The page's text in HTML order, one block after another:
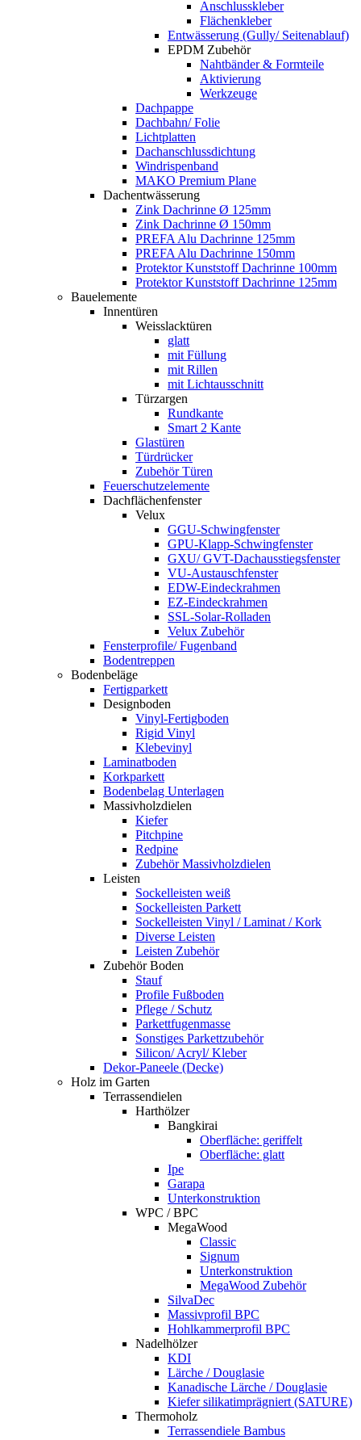
Anschlusskleber
Flächenkleber
Entwässerung (Gully/ Seitenablauf)
EPDM Zubehör
Nahtbänder & Formteile
Aktivierung
Werkzeuge
Dachpappe
Dachbahn/ Folie
Lichtplatten
Dachanschlussdichtung
Windrispenband
MAKO Premium Plane
Dachentwässerung
Zink Dachrinne Ø 125mm
Zink Dachrinne Ø 150mm
PREFA Alu Dachrinne 125mm
PREFA Alu Dachrinne 150mm
Protektor Kunststoff Dachrinne 100mm
Protektor Kunststoff Dachrinne 125mm
Bauelemente
Innentüren
Weisslacktüren
glatt
mit Füllung
mit Rillen
mit Lichtausschnitt
Türzargen
Rundkante
Smart 2 Kante
Glastüren
Türdrücker
Zubehör Türen
Feuerschutzelemente
Dachflächenfenster
Velux
GGU-Schwingfenster
GPU-Klapp-Schwingfenster
GXU/ GVT-Dachausstiegsfenster
VU-Austauschfenster
EDW-Eindeckrahmen
EZ-Eindeckrahmen
SSL-Solar-Rolladen
Velux Zubehör
Fensterprofile/ Fugenband
Bodentreppen
Bodenbeläge
Fertigparkett
Designboden
Vinyl-Fertigboden
Rigid Vinyl
Klebevinyl
Laminatboden
Korkparkett
Bodenbelag Unterlagen
Massivholzdielen
Kiefer
Pitchpine
Redpine
Zubehör Massivholzdielen
Leisten
Sockelleisten weiß
Sockelleisten Parkett
Sockelleisten Vinyl / Laminat / Kork
Diverse Leisten
Leisten Zubehör
Zubehör Boden
Stauf
Profile Fußboden
Pflege / Schutz
Parkettfugenmasse
Sonstiges Parkettzubehör
Silicon/ Acryl/ Kleber
Dekor-Paneele (Decke)
Holz im Garten
Terrassendielen
Harthölzer
Bangkirai
Oberfläche: geriffelt
Oberfläche: glatt
Ipe
Garapa
Unterkonstruktion
WPC / BPC
MegaWood
Classic
Signum
Unterkonstruktion
MegaWood Zubehör
SilvaDec
Massivprofil BPC
Hohlkammerprofil BPC
Nadelhölzer
KDI
Lärche / Douglasie
Kanadische Lärche / Douglasie
Kiefer silikatimprägniert (SATURE)
Thermoholz
Terrassendiele Bambus